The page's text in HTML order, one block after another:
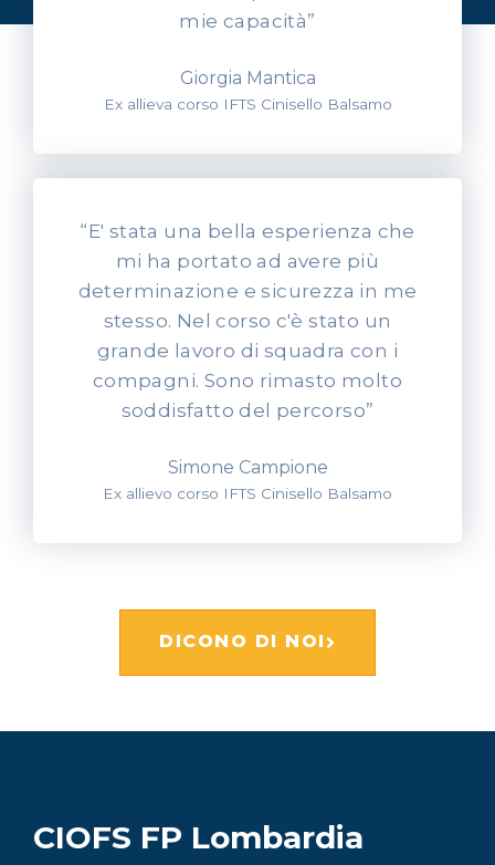
mie capacità”
Giorgia Mantica
Ex allieva corso IFTS Cinisello Balsamo
“E' stata una bella esperienza che
mi ha portato ad avere più
determinazione e sicurezza in me
stesso. Nel corso c'è stato un
grande lavoro di squadra con i
compagni. Sono rimasto molto
soddisfatto del percorso”
Simone Campione
Ex allievo corso IFTS Cinisello Balsamo
DICONO DI NOI
CIOFS FP Lombardia